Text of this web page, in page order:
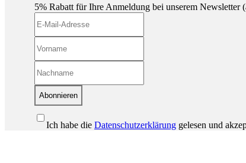
5% Rabatt für Ihre Anmeldung bei unserem
Abonnieren
Ich habe die Datenschutzerklärung gelesen und